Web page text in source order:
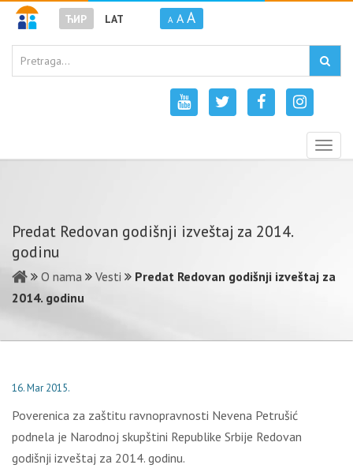
ЋИР LAT A A A
Predat Redovan godišnji izveštaj za 2014.
godinu
O nama Vesti
Predat Redovan godišnji izveštaj za
2014. godinu
16. Mar 2015.
Poverenica za zaštitu ravnopravnosti Nevena Petrušić
podnela je Narodnoj skupštini Republike Srbije Redovan
godišnji izveštaj za 2014. godinu.